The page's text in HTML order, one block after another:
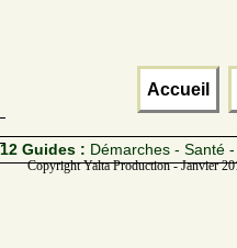
Accueil
12 Guides : Démarches - Santé
Copyright Yalta Production - Janvier